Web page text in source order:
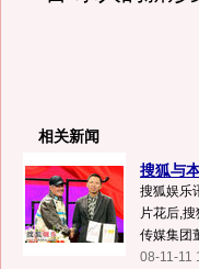
相关新闻
搜狐与
搜狐娱乐
片花后,
传媒集团
08-11-11